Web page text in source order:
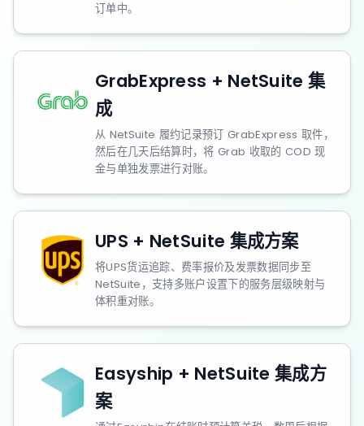
订单中。
GrabExpress + NetSuite 集
成
从 NetSuite 履约记录预订 GrabExpress 取件，
然后在几天后结算时，将 Grab 收取的 COD 现
金与单独发票进行对账。
UPS + NetSuite 集成方案
将UPS货运追踪、费率报价及发票数据同步至
NetSuite，支持多账户设置下的服务层级映射与
体积重对账。
Easyship + NetSuite 集成方
案